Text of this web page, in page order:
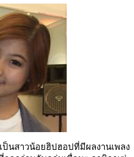
เป็นสาวน้อยฮิปฮอปที่มีผลงานเพลง